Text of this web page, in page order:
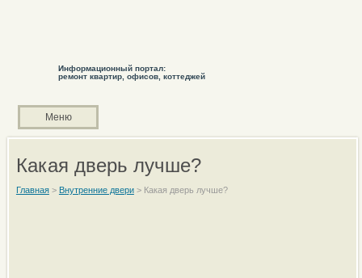
Информационный портал:
ремонт квартир, офисов, коттеджей
Меню
Какая дверь лучше?
Главная> Внутренние двери> Какая дверь лучше?